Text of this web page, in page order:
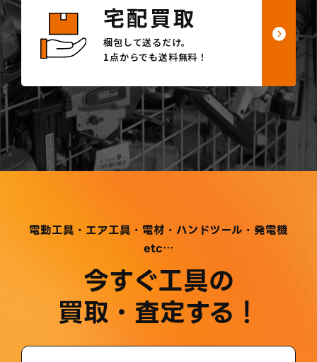
宅配買取
梱包して送るだけ。
1点からでも送料無料！
電動工具・エア工具・電材・ハンドツール・発電機
etc…
今すぐ工具の
買取・査定する！